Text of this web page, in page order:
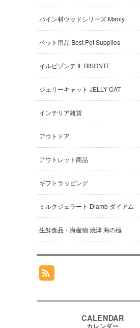
パイン材ウッドシリーズ Manty
ペット用品 Best Pet Supplies
イルビゾンテ IL BISONTE
ジェリーキャット JELLY CAT
インテリア雑貨
アウトドア
アウトレット商品
ギフトラッピング
ミルクジェラート Diamb ダイアム
生鮮食品・海産物 焼津 海の極